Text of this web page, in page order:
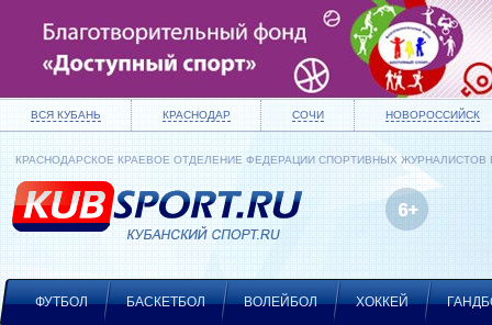
ВСЯ КУБАНЬ КРАСНОДАР СОЧИ НОВОРОССИЙСК
КРАСНОДАРСКОЕ КРАЕВОЕ ОТДЕЛЕНИЕ ФЕДЕРАЦИИ СПОРТИВНЫХ ЖУРНАЛИСТОВ
ФУТБОЛ БАСКЕТБОЛ ВОЛЕЙБОЛ ХОККЕЙ